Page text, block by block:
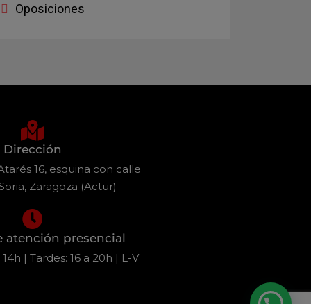
Oposiciones
Dirección
16, esquina con calle
Zaragoza (Actur)
atención presencial
| Tardes: 16 a 20h | L-V